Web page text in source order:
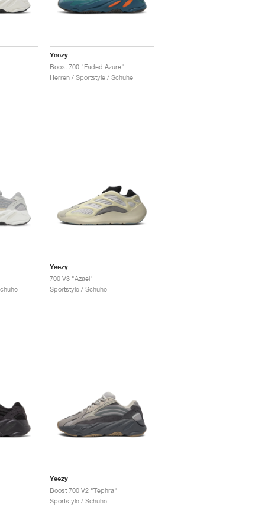
Yeezy
Boost 700 "Faded Azure"
Herren / Sportstyle / Schuhe
Yeezy
700 V3 "Azael"
Sportstyle / Schuhe
Yeezy
Boost 700 V2 "Tephra"
Sportstyle / Schuhe